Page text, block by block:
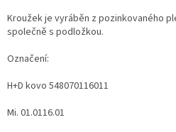
Kroužek je vyráběn z pozinkovaného
společně s podložkou.
Označení:
H+D kovo 548070116011
Mi. 01.0116.01